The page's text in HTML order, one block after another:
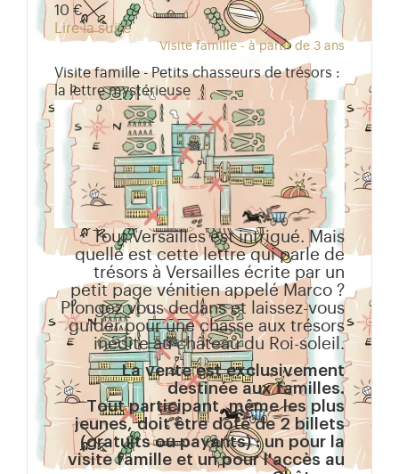
10 €
Lire la suite
Visite famille - à partir de 3 ans
Visite famille - Petits chasseurs de trésors :
la lettre mystérieuse
Tout Versailles est intrigué. Mais
quelle est cette lettre qui parle de
trésors à Versailles écrite par un
petit page vénitien appelé Marco ?
Plongez vous dedans et laissez-vous
guider pour une chasse aux trésors
inédite au château du Roi-soleil.
La vente est exclusivement
destinée aux familles.
Tout participant, même les plus
jeunes, doit être doté de 2 billets
(gratuits ou payants) : un pour la
visite famille et un pour l'accès au